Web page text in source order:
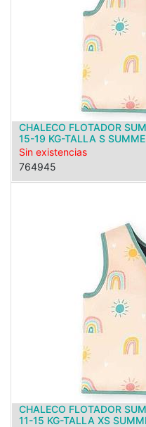
CHALECO FLOTADOR
15-19 KG-TALLA S
Sin existencias
764945
CHALECO FLOTADOR
11-15 KG-TALLA XS